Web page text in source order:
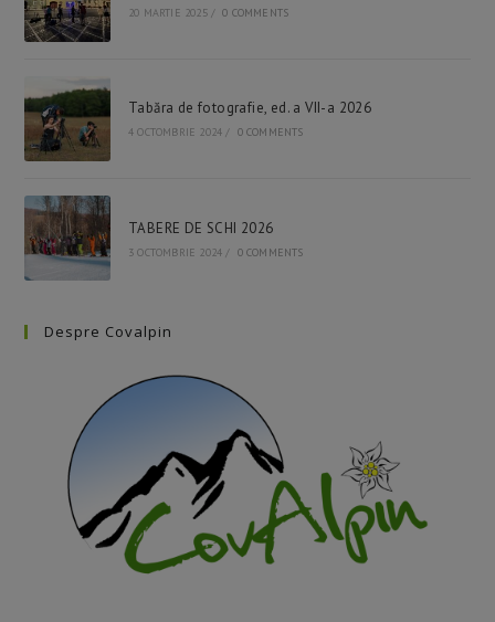
20 MARTIE 2025 / 0 COMMENTS
Tabăra de fotografie, ed. a VII-a 2026
4 OCTOMBRIE 2024 / 0 COMMENTS
TABERE DE SCHI 2026
3 OCTOMBRIE 2024 / 0 COMMENTS
Despre Covalpin